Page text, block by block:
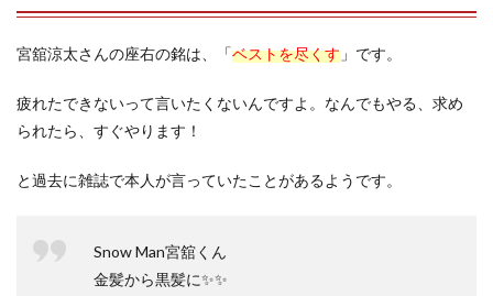
宮舘涼太さんの座右の銘は、「ベストを尽くす 」です。
疲れたできないって言いたくないんですよ。なんでもやる、求め
られたら、すぐやります！
と過去に雑誌で本人が言っていたことがあるようです。
Snow Man宮舘くん
金髪から黒髪に✨✨